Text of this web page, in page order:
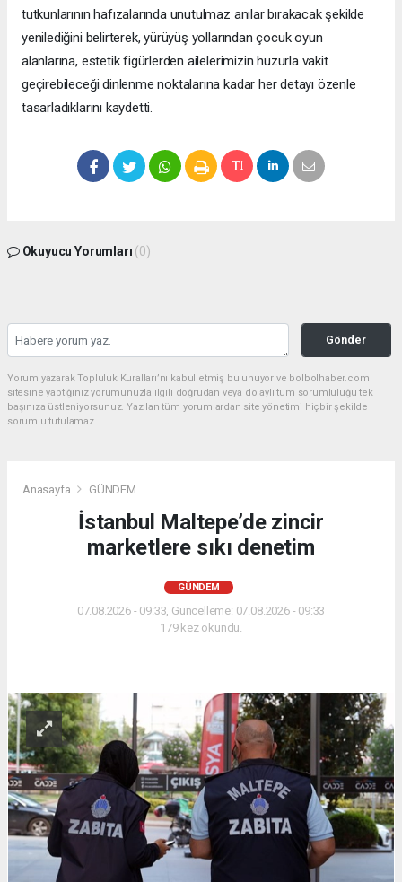
tutkunlarının hafızalarında unutulmaz anılar bırakacak şekilde
yenilediğini belirterek, yürüyüş yollarından çocuk oyun
alanlarına, estetik figürlerden ailelerimizin huzurla vakit
geçirebileceği dinlenme noktalarına kadar her detayı özenle
tasarladıklarını kaydetti.
Okuyucu Yorumları (0)
Gönder
Yorum yazarak Topluluk Kuralları’nı kabul etmiş bulunuyor ve bolbolhaber.com
sitesine yaptığınız yorumunuzla ilgili doğrudan veya dolaylı tüm sorumluluğu tek
başınıza üstleniyorsunuz. Yazılan tüm yorumlardan site yönetimi hiçbir şekilde
sorumlu tutulamaz.
Anasayfa GÜNDEM
İstanbul Maltepe’de zincir
marketlere sıkı denetim
GÜNDEM
07.08.2026 - 09:33, Güncelleme: 07.08.2026 - 09:33
179 kez okundu.